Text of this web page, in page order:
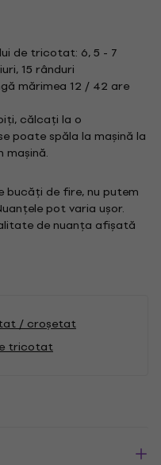
de tricotat: 6, 5 - 7
15 rânduri
mărimea 12 / 42 are
călcați la o
poate spăla la mașină la
mașină.
bucăți de fire, nu putem
pot varia ușor.
de nuanța afișată
/ croșetat
tricotat